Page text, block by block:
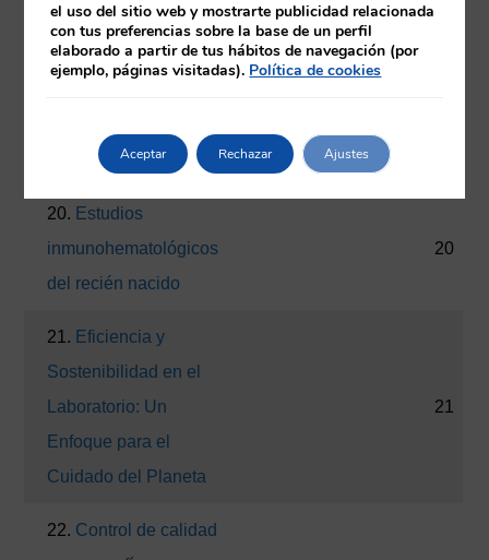
18. Inmunohistoquímica
Multiplex
20. Estudios
inmunohematológicos
del recién nacido
20
21. Eficiencia y
Sostenibilidad en el
Laboratorio: Un
Enfoque para el
Cuidado del Planeta
21
22. Control de calidad
el uso del sitio web y mostrarte publicidad relacionada
con tus preferencias sobre la base de un perfil
elaborado a partir de tus hábitos de navegación (por
ejemplo, páginas visitadas). Política de cookies
Aceptar Rechazar Ajustes